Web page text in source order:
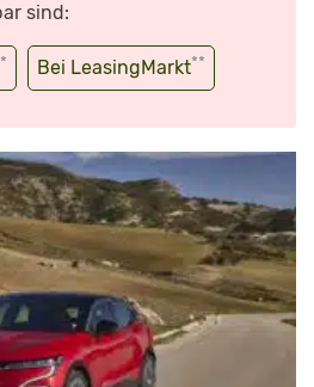
sind:
Bei LeasingMarkt**